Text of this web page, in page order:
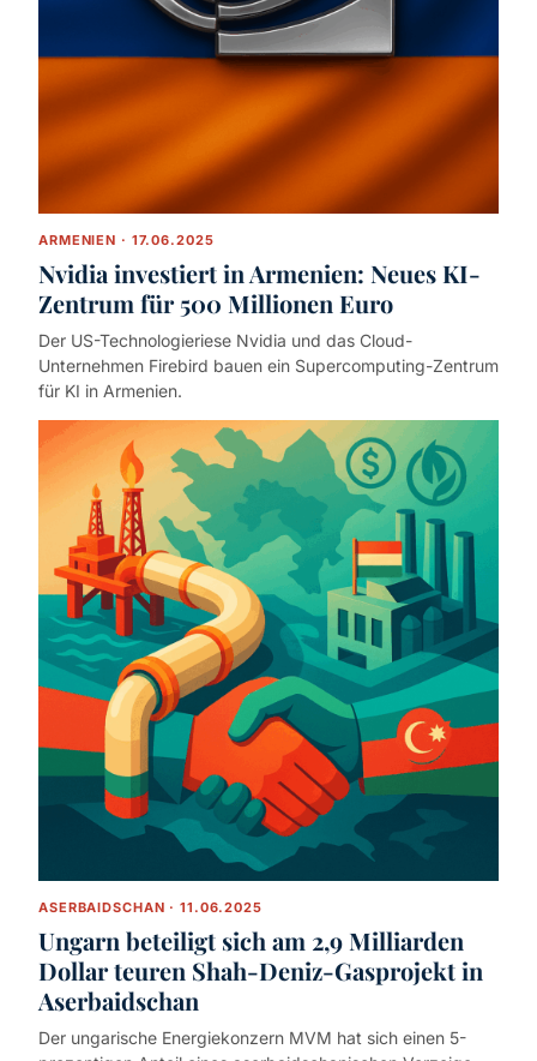
ARMENIEN · 17.06.2025
Nvidia investiert in Armenien: Neues KI-
Zentrum für 500 Millionen Euro
Der US-Technologieriese Nvidia und das Cloud-
Unternehmen Firebird bauen ein Supercomputing-Zentrum
für KI in Armenien.
ASERBAIDSCHAN · 11.06.2025
Ungarn beteiligt sich am 2,9 Milliarden
Dollar teuren Shah-Deniz-Gasprojekt in
Aserbaidschan
Der ungarische Energiekonzern MVM hat sich einen 5-